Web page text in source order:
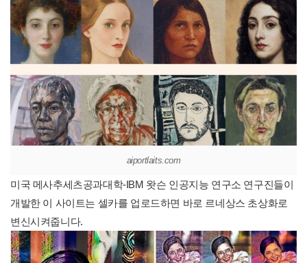
aiportlaits.com
미국 메사추세츠공과대학-IBM 왓슨 인공지능 연구소 연구진들이
개발한 이 사이트는 셀카를 업로드하면 바로 르네상스 초상화로
변신시켜줍니다.